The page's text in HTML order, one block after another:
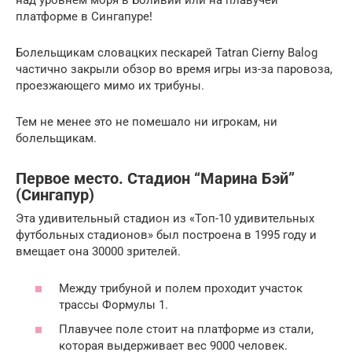
платформе в Сингапуре!
Болельщикам словацких пескарей Tatran Cierny Balog
частично закрыли обзор во время игры из-за паровоза,
проезжающего мимо их трибуны.
Тем не менее это не помешало ни игрокам, ни
болельщикам.
Первое место. Стадион “Марина Бэй”
(Сингапур)
Эта удивительный стадион из «Топ-10 удивительных
футбольных стадионов» был построена в 1995 году и
вмещает она 30000 зрителей.
Между трибуной и полем проходит участок
трассы Формулы 1.
Плавучее поле стоит на платформе из стали,
которая выдерживает вес 9000 человек.